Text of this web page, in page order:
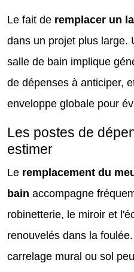
Le fait de remplacer un
dans un projet plus large.
salle de bain implique
de dépenses à anticiper,
enveloppe globale pour
Les postes de
estimer
Le remplacement du
bain accompagne
robinetterie, le miroir et
renouvelés dans la
carrelage mural ou sol